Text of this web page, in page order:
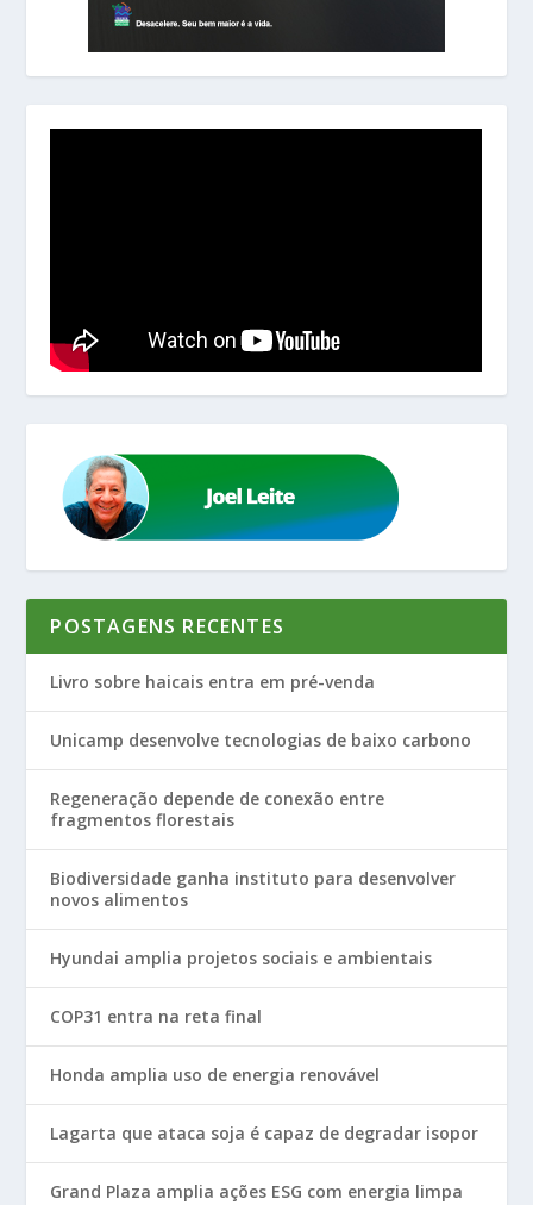
POSTAGENS RECENTES
Livro sobre haicais entra em pré-venda
Unicamp desenvolve tecnologias de baixo carbono
Regeneração depende de conexão entre
fragmentos florestais
Biodiversidade ganha instituto para desenvolver
novos alimentos
Hyundai amplia projetos sociais e ambientais
COP31 entra na reta final
Honda amplia uso de energia renovável
Lagarta que ataca soja é capaz de degradar isopor
Grand Plaza amplia ações ESG com energia limpa